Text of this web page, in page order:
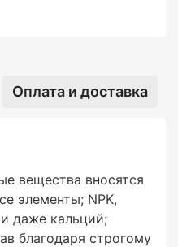
Оплата и доставка
вещества вносятся
элементы; NPK,
даже кальций;
благодаря строгому